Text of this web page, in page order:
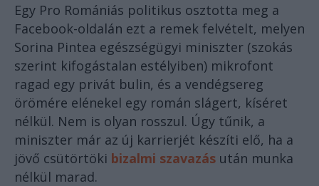
Egy Pro Romániás politikus osztotta meg a
Facebook-oldalán ezt a remek felvételt, melyen
Sorina Pintea egészségügyi miniszter (szokás
szerint kifogástalan estélyiben) mikrofont
ragad egy privát bulin, és a vendégsereg
örömére elénekel egy román slágert, kíséret
nélkül. Nem is olyan rosszul. Úgy tűnik, a
miniszter már az új karrierjét készíti elő, ha a
jövő csütörtöki bizalmi szavazás után munka
nélkül marad.